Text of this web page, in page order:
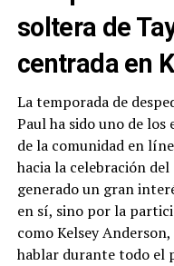
soltera de
centrada en
La temporada de
Paul ha sido uno de
de la comunidad en
hacia la celebración
generado un gran
en sí, sino por la
como Kelsey
hablar durante todo el